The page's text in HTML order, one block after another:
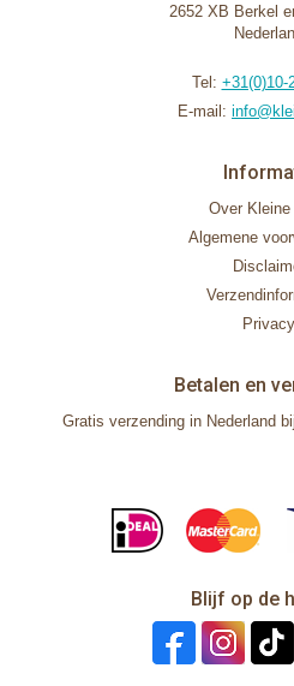
2652 XB Berkel
Tel: +31(0)10-
E-mail:
Over Kleine
Algemene
Privacy
Betalen en
Gratis verzending in Nederland
Blijf op de